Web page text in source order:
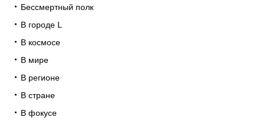
Бессмертный полк
В городе L
В космосе
В мире
В регионе
В стране
В фокусе